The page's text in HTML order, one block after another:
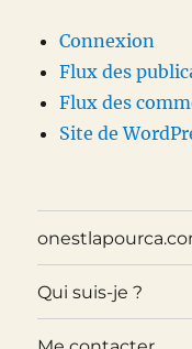
Connexion
Flux des
Flux des
Site de
Qui suis-je ?